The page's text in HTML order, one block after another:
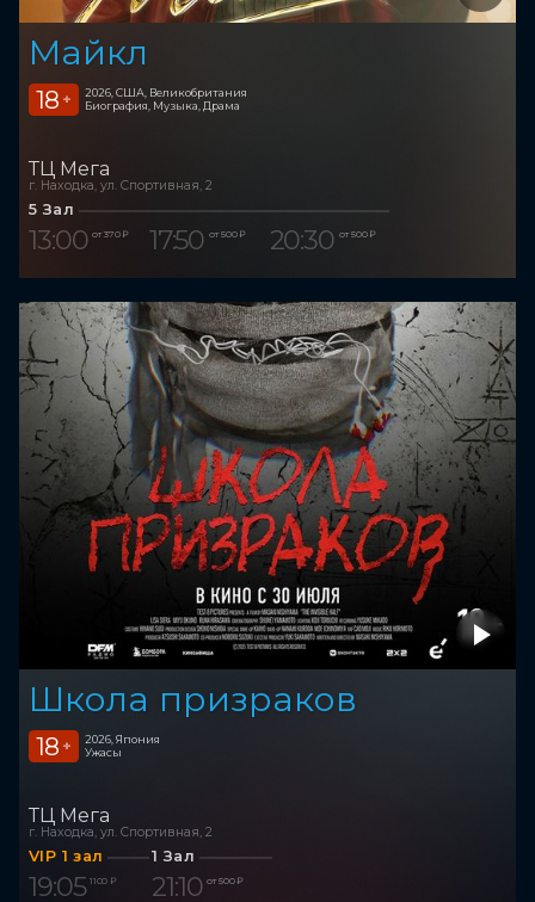
Майкл
18 +
2026, США, Великобритания
Биография, Музыка, Драма
ТЦ Мега
г. Находка, ул. Спортивная, 2
5 Зал
13:00 от 370 ₽ 17:50 от 500 ₽ 20:30 от 500 ₽
Школа призраков
18 +
2026, Япония
Ужасы
ТЦ Мега
г. Находка, ул. Спортивная, 2
VIP 1 зал
19:05 1 100 ₽
1 Зал
21:10 от 500 ₽